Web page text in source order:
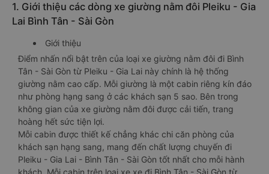
1. Giới thiệu các dòng xe giường nằm đôi Pleiku - Gia
Lai Bình Tân - Sài Gòn
Giới thiệu
Điểm nhấn nổi bật trên của loại xe giường nằm đôi đi Bình
Tân - Sài Gòn từ Pleiku - Gia Lai này chính là hệ thống
giường nằm cao cấp. Mỗi giường là một cabin riêng kín đáo
như phòng hạng sang ở các khách sạn 5 sao. Bên trong
không gian của xe giường nằm đôi được cải tiến, trang
hoàng hết sức tiện lợi.
Mỗi cabin được thiết kế chẳng khác chi căn phòng của
khách sạn hạng sang, mang đến chất lượng chuyến đi
Pleiku - Gia Lai - Bình Tân - Sài Gòn tốt nhất cho mỗi hành
khách. Mỗi cabin trên loại xe xe đi Bình Tân - Sài Gòn từ